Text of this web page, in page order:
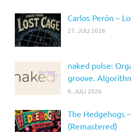
Carlos Perón –
27. JULI 2026
naked pulse:
groove.
9. JULI 2026
The Hedgehogs
(Remastered)